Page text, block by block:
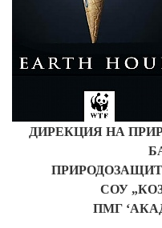
ДИРЕКЦИЯ НА
СОУ
ПМГ